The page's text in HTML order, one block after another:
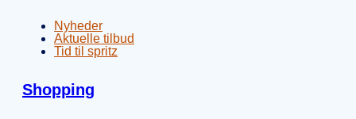
Nyheder
Aktuelle tilbud
Tid til spritz
Shopping